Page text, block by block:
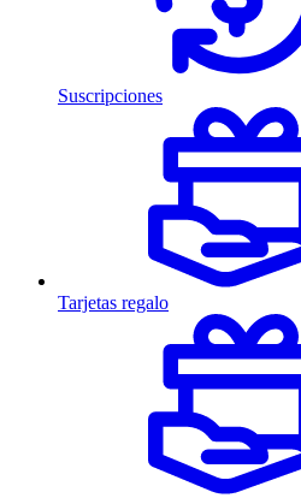
Suscripciones
Tarjetas regalo